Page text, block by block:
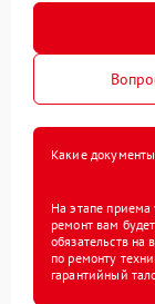
Какие
На этапе приема
ремонт вам
обязательств на
по ремонту
гарантийный